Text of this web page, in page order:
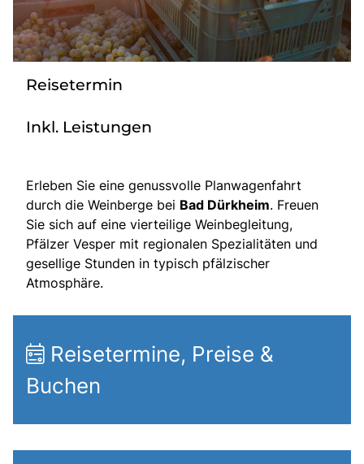
Sie befinden sich in:
Heimatland ändern:
Reisetermin
Inkl. Leistungen
Erleben Sie eine genussvolle Planwagenfahrt
durch die Weinberge bei Bad Dürkheim. Freuen
Sie sich auf eine vierteilige Weinbegleitung,
Pfälzer Vesper mit regionalen Spezialitäten und
gesellige Stunden in typisch pfälzischer
Atmosphäre.
Reisetermine, Preise &
Buchen